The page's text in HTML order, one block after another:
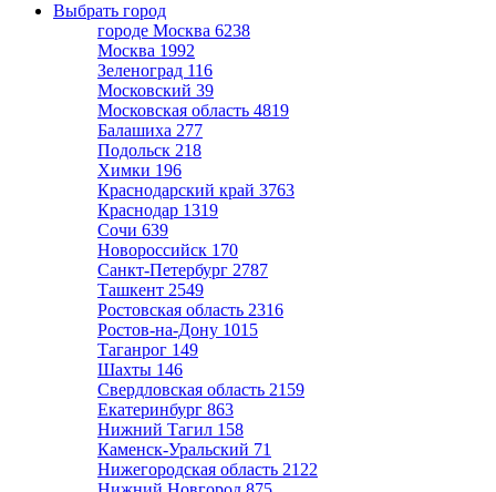
Выбрать город
городе Москва 6238
Москва 1992
Зеленоград 116
Московский 39
Московская область 4819
Балашиха 277
Подольск 218
Химки 196
Краснодарский край 3763
Краснодар 1319
Сочи 639
Новороссийск 170
Санкт-Петербург 2787
Ташкент 2549
Ростовская область 2316
Ростов-на-Дону 1015
Таганрог 149
Шахты 146
Свердловская область 2159
Екатеринбург 863
Нижний Тагил 158
Каменск-Уральский 71
Нижегородская область 2122